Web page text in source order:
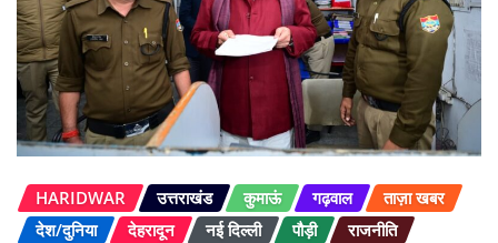
HARIDWAR उत्तराखंड कुमाऊं गढ़वाल
ताज़ा खबर
देश/दुनिया
देहरादून नई दिल्ली पौड़ी
राजनीति